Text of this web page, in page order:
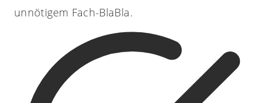
unnötigem Fach-BlaBla.